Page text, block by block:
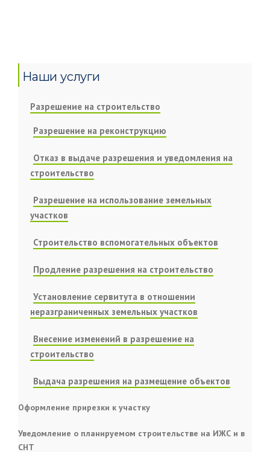
Наши услуги
Разрешение на строительство
Разрешение на реконструкцию
Отказ в выдаче разрешения и уведомления на
строительство
Разрешение на использование земельных
участков
Строительство вспомогательных объектов
Продление разрешения на строительство
Установление сервитута в отношении
неразграниченных земельных участков
Внесение изменений в разрешение на
строительство
Выдача разрешения на размещение объектов
Оформление прирезки к участку
Уведомление о планируемом строительстве на ИЖС и в
СНТ